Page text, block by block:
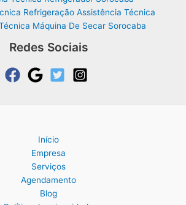
Refrigeração Assistência Técnica
Máquina De Secar Sorocaba
Redes Sociais
Início
Empresa
Serviços
Agendamento
Blog